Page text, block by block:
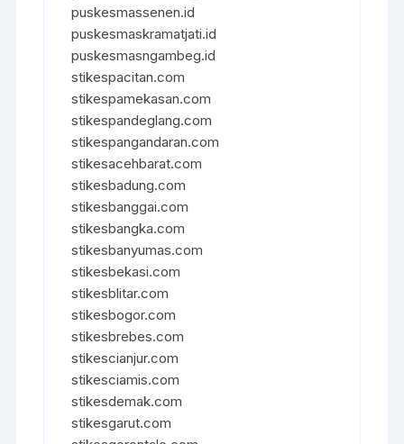
puskesmassenen.id
puskesmaskramatjati.id
puskesmasngambeg.id
stikespacitan.com
stikespamekasan.com
stikespandeglang.com
stikespangandaran.com
stikesacehbarat.com
stikesbadung.com
stikesbanggai.com
stikesbangka.com
stikesbanyumas.com
stikesbekasi.com
stikesblitar.com
stikesbogor.com
stikesbrebes.com
stikescianjur.com
stikesciamis.com
stikesdemak.com
stikesgarut.com